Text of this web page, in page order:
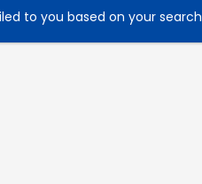
to you based on your